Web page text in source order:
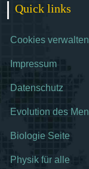
Quick links
Cookies verwalten
Impressum
Datenschutz
Evolution des
Biologie Seite
Physik für alle